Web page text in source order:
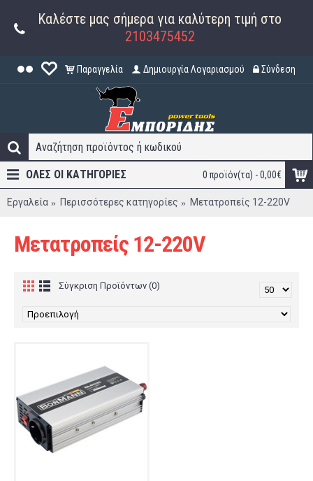
Καλέστε μας σήμερα για καλύτερη τιμή στο
2103475452
Παραγγελία Δημιουργία Λογαριασμού Σύνδεση
0 προϊόν(τα) - 0,00€
ΟΛΕΣ ΟΙ ΚΑΤΗΓΟΡΊΕΣ
Εργαλεία Περισσότερες κατηγορίες Μετατροπείς 12-220V
Μετατροπείς 12-220V
Σύγκριση Προϊόντων (0)